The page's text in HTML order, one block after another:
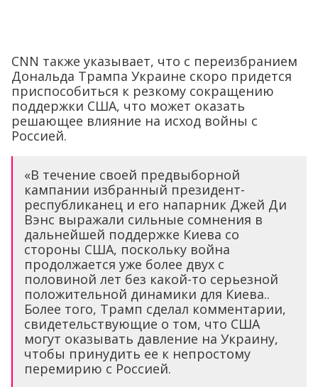
CNN также указывает, что с переизбранием
Дональда Трампа Украине скоро придется
приспособиться к резкому сокращению
поддержки США, что может оказать
решающее влияние на исход войны с
Россией.
«В течение своей предвыборной
кампании избранный президент-
республиканец и его напарник Джей Ди
Вэнс выражали сильные сомнения в
дальнейшей поддержке Киева со
стороны США, поскольку война
продолжается уже более двух с
половиной лет без какой-то серьезной
положительной динамики для Киева..
Более того, Трамп сделал комментарии,
свидетельствующие о том, что США
могут оказывать давление на Украину,
чтобы принудить ее к непростому
перемирию с Россией.